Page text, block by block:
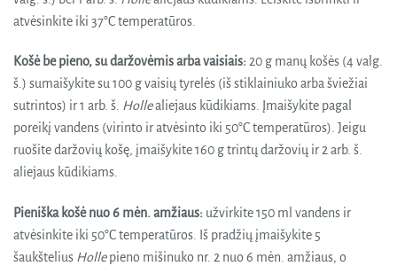
atvėsinkite iki 37°C temperatūros.
Košė be pieno, su daržovėmis arba vaisiais: 20 g manų košės (4 valg.
š.) sumaišykite su 100 g vaisių tyrelės (iš stiklainiuko arba šviežiai
sutrintos) ir 1 arb. š. Hollealiejaus kūdikiams. Įmaišykite pagal
poreikį vandens (virinto ir atvėsinto iki 50°C temperatūros). Jeigu
ruošite daržovių košę, įmaišykite 160 g trintų daržovių ir 2 arb. š.
aliejaus kūdikiams.
Pieniška košė nuo 6 mėn. amžiaus: užvirkite 150 ml vandens ir
atvėsinkite iki 50°C temperatūros. Iš pradžių įmaišykite 5
šaukštelius Hollepieno mišinuko nr. 2 nuo 6 mėn. amžiaus, o